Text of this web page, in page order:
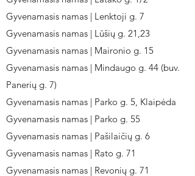
Gyvenamasis namas | Lenktoji g. 7
Gyvenamasis namas | Lūšių g. 21,23
Gyvenamasis namas | Maironio g. 15
Gyvenamasis namas | Mindaugo g. 44 (buv.
Panerių g. 7)
Gyvenamasis namas | Parko g. 5, Klaipėda
Gyvenamasis namas | Parko g. 55
Gyvenamasis namas | Pašilaičių g. 6
Gyvenamasis namas | Rato g. 71
Gyvenamasis namas | Revonių g. 71